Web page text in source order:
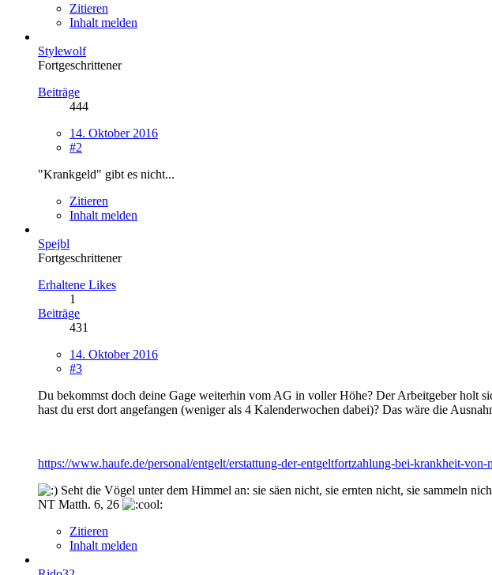
Zitieren
Inhalt melden
Stylewolf
Fortgeschrittener
Beiträge
444
14. Oktober 2016
#2
"Krankgeld" gibt es nicht...
Zitieren
Inhalt melden
Spejbl
Fortgeschrittener
Erhaltene Likes
1
Beiträge
431
14. Oktober 2016
#3
Du bekommst doch deine Gage weiterhin vom AG in voller Höhe? Der Arbeitgeber holt
hast du erst dort angefangen (weniger als 4 Kalenderwochen dabei)? Das wäre die
https://www.haufe.de/personal/entgelt/erstattung-der-entgeltfortzahlung-bei-krankheit-
Seht die Vögel unter dem Himmel an: sie säen nicht, sie ernten nicht, sie sammeln
NT Matth. 6, 26
Zitieren
Inhalt melden